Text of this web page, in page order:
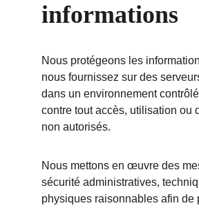
informations
Nous protégeons les
nous fournissez sur des
dans un environnement
contre tout accès, utilisation ou
non autorisés.
Nous mettons en œuvre des
sécurité administratives,
physiques raisonnables afin de